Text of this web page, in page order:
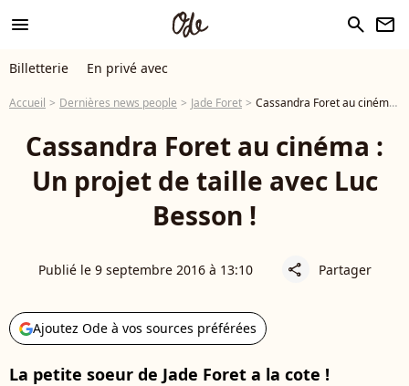
menu search newsletter
Billetterie En privé avec
Accueil Dernières news people Jade Foret Cassandra Foret au cinéma : Un projet de taille avec Luc Besson !
Cassandra Foret au cinéma :
Un projet de taille avec Luc
Besson !
Publié le 9 septembre 2016 à 13:10 share Partager
Ajoutez Ode à vos sources préférées
La petite soeur de Jade Foret a la cote !